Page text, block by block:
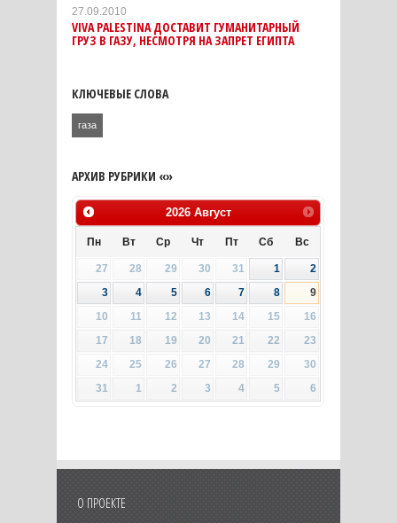
27.09.2010
VIVA PALESTINА ДОСТАВИТ ГУМАНИТАРНЫЙ
ГРУЗ В ГАЗУ, НЕСМОТРЯ НА ЗАПРЕТ ЕГИПТА
КЛЮЧЕВЫЕ СЛОВА
газа
АРХИВ РУБРИКИ «»
2026 Август
Пн Вт Ср Чт Пт Сб Вс
27 28 29 30 31 1
2
3
4 5 6 7 8
9
10
11 12 13 14 15
16
17
18 19 20 21 22
23
24
25 26 27 28 29
30
31
1 2 3 4 5 6
О ПРОЕКТЕ